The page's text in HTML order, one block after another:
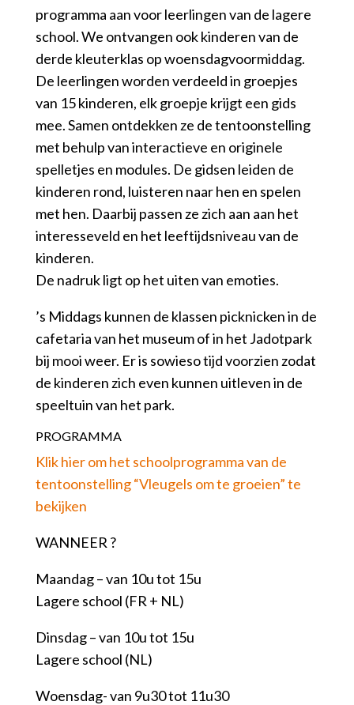
programma aan voor leerlingen van de lagere
school. We ontvangen ook kinderen van de
derde kleuterklas op woensdagvoormiddag.
De leerlingen worden verdeeld in groepjes
van 15 kinderen, elk groepje krijgt een gids
mee. Samen ontdekken ze de tentoonstelling
met behulp van interactieve en originele
spelletjes en modules. De gidsen leiden de
kinderen rond, luisteren naar hen en spelen
met hen. Daarbij passen ze zich aan aan het
interesseveld en het leeftijdsniveau van de
kinderen.
De nadruk ligt op het uiten van emoties.
’s Middags kunnen de klassen picknicken in de
cafetaria van het museum of in het Jadotpark
bij mooi weer. Er is sowieso tijd voorzien zodat
de kinderen zich even kunnen uitleven in de
speeltuin van het park.
PROGRAMMA
Klik hier om het schoolprogramma van de
tentoonstelling “Vleugels om te groeien” te
bekijken
WANNEER ?
Maandag – van 10u tot 15u
Lagere school (FR + NL)
Dinsdag – van 10u tot 15u
Lagere school (NL)
Woensdag- van 9u30 tot 11u30